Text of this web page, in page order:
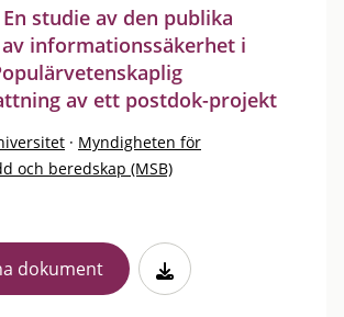
En studie av den publika
informationssäkerhet i
av ett postdok-projekt
· Myndigheten för
och beredskap (MSB)
dokument